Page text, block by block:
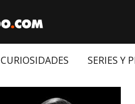
CURIOSIDADES SERIES Y